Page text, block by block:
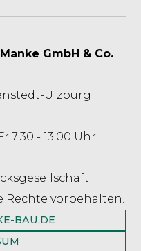
GmbH & Co.
Ulzburg
7:30 - 13:00 Uhr
Rechte vorbehalten.
BAU.DE